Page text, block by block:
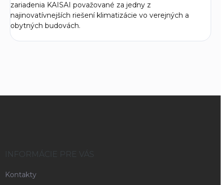
zariadenia KAISAI považované za jedny z
najinovatívnejších riešení klimatizácie vo verejných a
obytných budovách.
INFORMÁCIE PRE VÁS
Kontakty